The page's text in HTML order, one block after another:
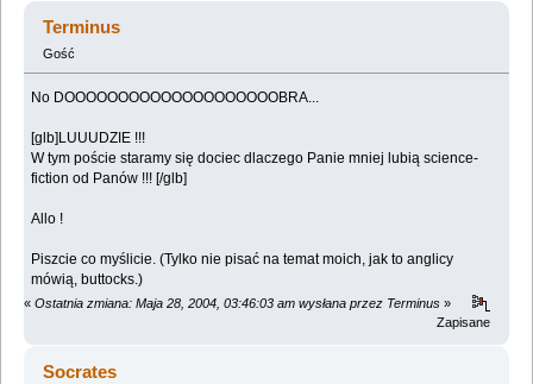
Terminus
Gość
No DOOOOOOOOOOOOOOOOOOOOBRA...
[glb]LUUUDZIE !!!
W tym poście staramy się dociec dlaczego Panie mniej lubią science-
fiction od Panów !!! [/glb]
Allo !
Piszcie co myślicie. (Tylko nie pisać na temat moich, jak to anglicy
mówią, buttocks.)
« Ostatnia zmiana: Maja 28, 2004, 03:46:03 am wysłana przez Terminus »
Zapisane
Socrates